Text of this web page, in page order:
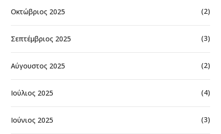
Οκτώβριος 2025 (2)
Σεπτέμβριος 2025 (3)
Αύγουστος 2025 (2)
Ιούλιος 2025 (4)
Ιούνιος 2025 (3)